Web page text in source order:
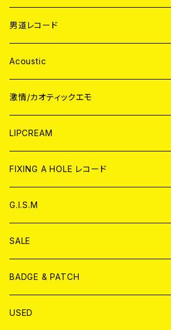
男道レコード
Acoustic
JAPAN
CD
ANALOG
WORLD
CD
ANALOG
激情/カオティックエモ
JAPAN
CD
ANALOG
WORLD
CD
ANALOG
LIPCREAM
CD
アナログ
DVD
T-shirt & WEAR
FIXING A HOLE レコード
G.I.S.M
CD
ANALOG
T-SHIRT & WEAR
SALE
BADGE & PATCH
BADGE
USED